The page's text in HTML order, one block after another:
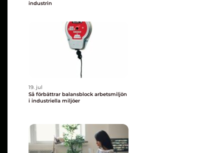
industrin
19. jul
Så förbättrar balansblock arbetsmiljön
i industriella miljöer